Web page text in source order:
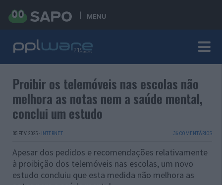
MENU
Proibir os telemóveis nas escolas não
melhora as notas nem a saúde mental,
conclui um estudo
05 FEV 2025 · INTERNET 36 COMENTÁRIOS
Apesar dos pedidos e recomendações relativamente
à proibição dos telemóveis nas escolas, um novo
estudo concluiu que esta medida não melhora as